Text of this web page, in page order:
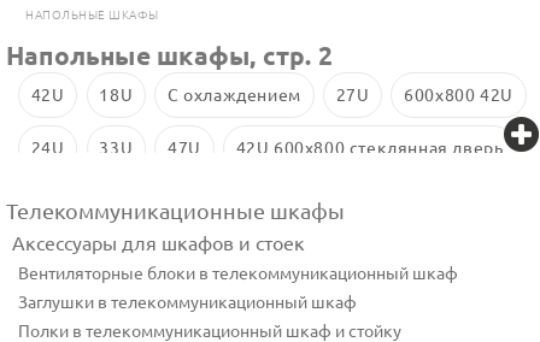
НАПОЛЬНЫЕ ШКАФЫ
Напольные шкафы, стр. 2
42U 18U С охлаждением 27U 600х800 42U
24U 33U 47U 42U 600x800 стеклянная дверь
Телекоммуникационные шкафы
Аксессуары для шкафов и стоек
Вентиляторные блоки в телекоммуникационный шкаф
Заглушки в телекоммуникационный шкаф
Полки в телекоммуникационный шкаф и стойку